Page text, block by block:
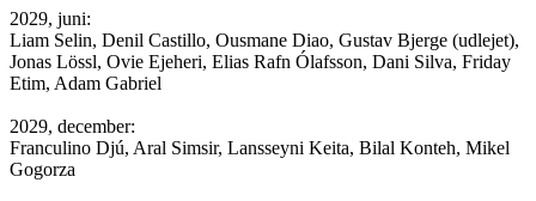
2029, juni:
Liam Selin, Denil Castillo, Ousmane Diao, Gustav Bjerge (udlejet),
Jonas Lössl, Ovie Ejeheri, Elias Rafn Ólafsson, Dani Silva, Friday
Etim, Adam Gabriel
2029, december:
Franculino Djú, Aral Simsir, Lansseyni Keita, Bilal Konteh, Mikel
Gogorza